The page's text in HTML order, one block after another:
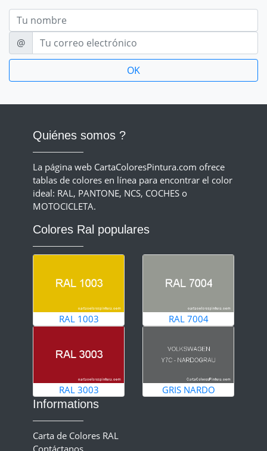
Nom
E-mail
@
Quiénes somos ?
La página web CartaColoresPintura.com ofrece
tablas de colores en línea para encontrar el color
ideal: RAL, PANTONE, NCS, COCHES o
MOTOCICLETA.
Colores Ral populares
RAL 1003 RAL 7004
RAL 3003 GRIS NARDO
Informations
Carta de Colores RAL